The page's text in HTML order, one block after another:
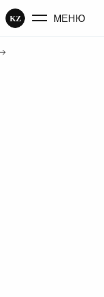
KZ МЕНЮ